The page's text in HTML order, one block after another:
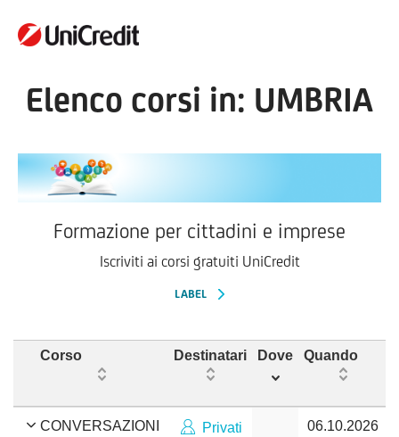
Elenco corsi in: UMBRIA
Formazione per cittadini e imprese
Iscriviti ai corsi gratuiti UniCredit
LABEL
Corso Destinatari Dove Quando
CONVERSAZIONI
Privati 06.10.2026